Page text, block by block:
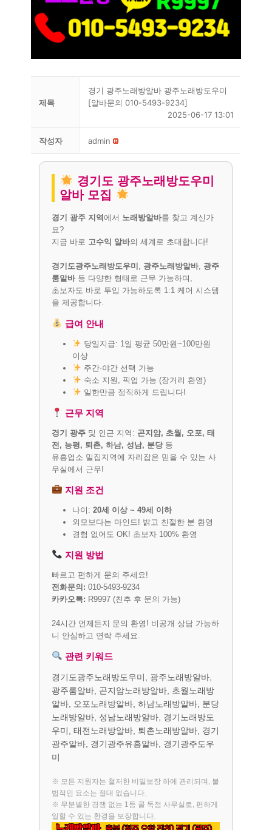
제목
경기 광주노래방알바 광주노래방도우미
[알바문의 010-5493-9234]
2025-06-17 13:01
작성자 admin
경기도 광주노래방도우미
알바 모집
경기 광주 지역에서 노래방알바를 찾고 계신가
요?
지금 바로 고수익 알바의 세계로 초대합니다!
경기도광주노래방도우미 , 광주노래방알바, 광주
룸알바등 다양한 형태로 근무 가능하며,
초보자도 바로 투입 가능하도록 1:1 케어 시스템
을 제공합니다.
급여 안내
당일지급: 1일 평균 50만원~100만원
이상
주간·야간 선택 가능
숙소 지원, 픽업 가능 (장거리 환영)
일한만큼 정직하게 드립니다!
근무 지역
경기 광주 및 인근 지역: 곤지암, 초월, 오포, 태
전, 능평, 퇴촌, 하남, 성남, 분당등
유흥업소 밀집지역에 자리잡은 믿을 수 있는 사
무실에서 근무!
지원 조건
나이:20세 이상 ~ 49세 이하
외모보다는 마인드! 밝고 친절한 분 환영
경험 없어도 OK! 초보자 100% 환영
지원 방법
빠르고 편하게 문의 주세요!
전화문의: 010-5493-9234
카카오톡: R9997 (친추 후 문의 가능)
24시간 언제든지 문의 환영! 비공개 상담 가능하
니 안심하고 연락 주세요.
관련 키워드
경기도광주노래방도우미, 광주노래방알바,
광주룸알바, 곤지암노래방알바, 초월노래방
알바, 오포노래방알바, 하남노래방알바, 분당
노래방알바, 성남노래방알바, 경기노래방도
우미, 태전노래방알바, 퇴촌노래방알바, 경기
광주알바, 경기광주유흥알바, 경기광주도우
미
※ 모든 지원자는 철저한 비밀보장 하에 관리되며, 불
법적인 요소는 절대 없습니다.
※ 무분별한 경쟁 없는 1등 콜 독점 사무실로, 편하게
일할 수 있는 환경을 보장합니다.